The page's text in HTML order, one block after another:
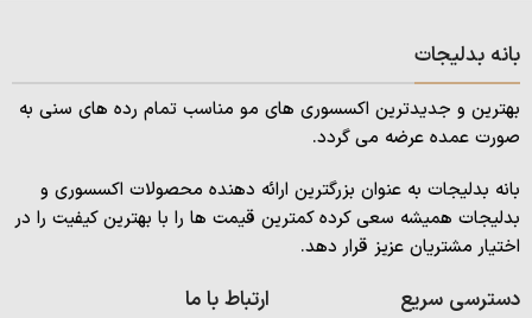
بانه بدلیجات
بهترین و جدیدترین اکسسوری های مو مناسب تمام رده های سنی به
صورت عمده عرضه می گردد.
بانه بدلیجات به عنوان بزرگترین ارائه دهنده محصولات اکسسوری و
بدلیجات همیشه سعی کرده کمترین قیمت ها را با بهترین کیفیت را در
اختیار مشتریان عزیز قرار دهد.
دسترسی سریع ارتباط با ما